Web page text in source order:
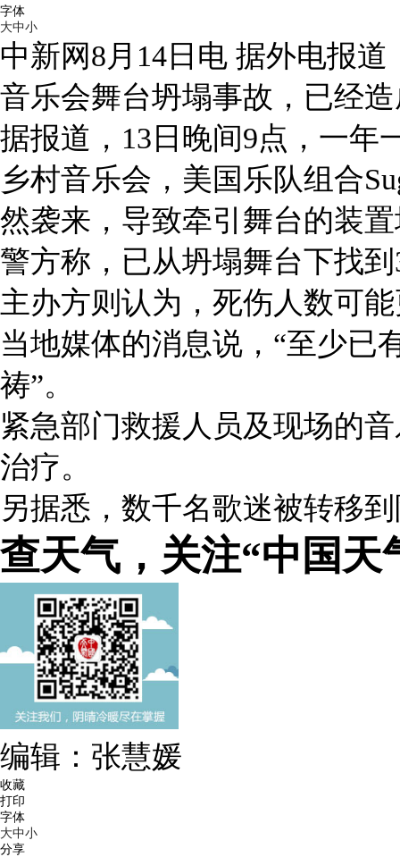
字体
大中小
中新网8月14日电 据外电报
音乐会舞台坍塌事故，已经
据报道，13日晚间9点，一年
乡村音乐会，美国乐队组合
然袭来，导致牵引舞台的装
警方称，已从坍塌舞台下找
主办方则认为，死伤人数可
当地媒体的消息说，“至少已
祷”。
紧急部门救援人员及现场的
治疗。
另据悉，数千名歌迷被转移
查天气，关注“中国天
编辑：张慧媛
收藏
打印
字体
大中小
分享